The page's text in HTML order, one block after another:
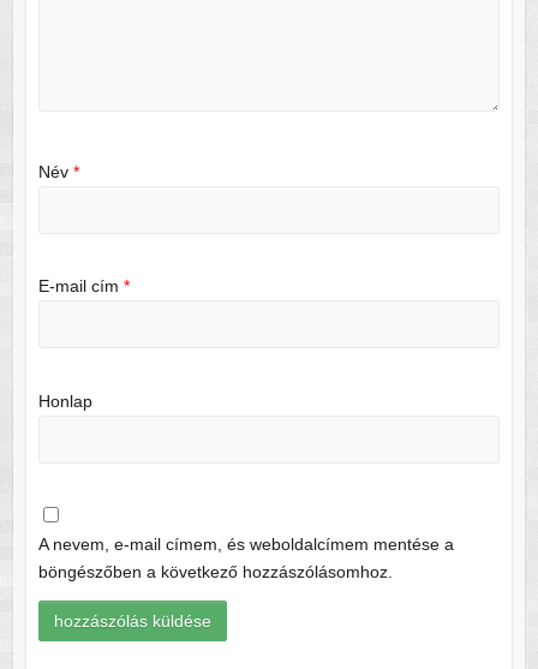
Név *
E-mail cím *
Honlap
A nevem, e-mail címem, és weboldalcímem mentése a
böngészőben a következő hozzászólásomhoz.